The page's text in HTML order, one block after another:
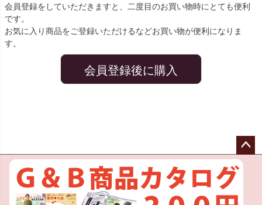
会員登録をしていただきますと、二度目のお買い物時にとても便利
です。
お気に入り商品をご登録いただけるなどお買い物が便利になりま
す。
会員登録後に購入
ペー
へ